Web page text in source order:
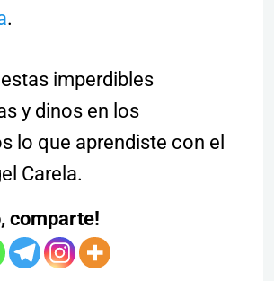
.
imperdibles
y dinos en los
lo que aprendiste con el
Carela.
comparte!